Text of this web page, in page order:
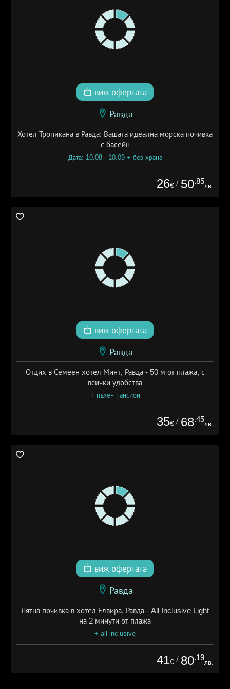
виж офертата
Равда
Хотел Тропикана в Равда: Вашата идеална морска почивка
с басейн
Дата: 10.08 - 10.09 + без храна
26€ / 50.85
лв.
виж офертата
Равда
Отдих в Семеен хотел Минт, Равда - 50 м от плажа, с
всички удобства
+ пълен пансион
35€ / 68.45
лв.
виж офертата
Равда
Лятна почивка в хотел Елвира, Равда - All Inclusive Light
на 2 минути от плажа
+ all inclusive
41€ / 80.19
лв.